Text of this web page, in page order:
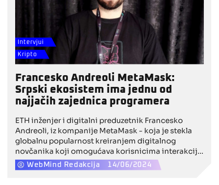
Intervjui
Kripto
Francesko Andreoli MetaMask:
Srpski ekosistem ima jednu od
najjačih zajednica programera
ETH inženjer i digitalni preduzetnik Francesko
Andreoli, iz kompanije MetaMask - koja je stekla
globalnu popularnost kreiranjem digitalnog
novčanika koji omogućava korisnicima interakciju
sa decentralizovanim aplikacijama (dApps) na
Ethereum blokčejnu, govorio je za WebMind o
WebMind Redakcija 14/06/2024